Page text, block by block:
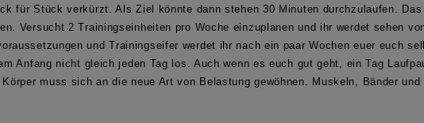
für Stück verkürzt. Als Ziel könnte dann stehen 30 Minuten durchzulaufen.
Versucht 2 Trainingseinheiten pro Woche einzuplanen und ihr werdet sehen
und Trainingseifer werdet ihr nach ein paar Wochen euer euch
Anfang nicht gleich jeden Tag los. Auch wenn es euch gut geht, ein Tag
muss sich an die neue Art von Belastung gewöhnen. Muskeln, Bänder